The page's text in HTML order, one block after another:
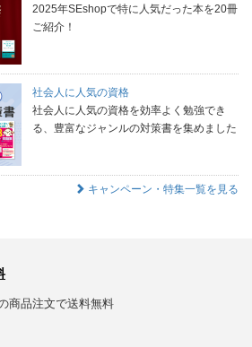
2025年SEshopで特に人気だった本を20冊
ご紹介！
社会人に人気の資格
社会人に人気の資格を効率よく勉強でき
る、豊富なジャンルの対策書を集めました
キャンペーン・特集一覧を見る
商品注文で送料無料